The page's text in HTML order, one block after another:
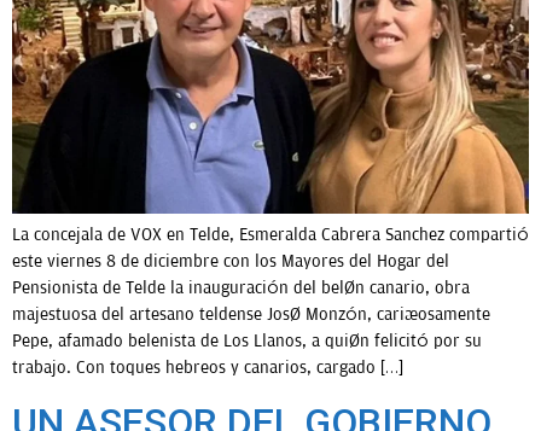
ENTREVISTAS
OPINIÓN
La concejala de VOX en Telde, Esmeralda Cabrera Sanchez compartió
este viernes 8 de diciembre con los Mayores del Hogar del
Pensionista de Telde la inauguración del belén canario, obra
majestuosa del artesano teldense José Monzón, cariñosamente
Pepe, afamado belenista de Los Llanos, a quién felicitó por su
trabajo. Con toques hebreos y canarios, cargado […]